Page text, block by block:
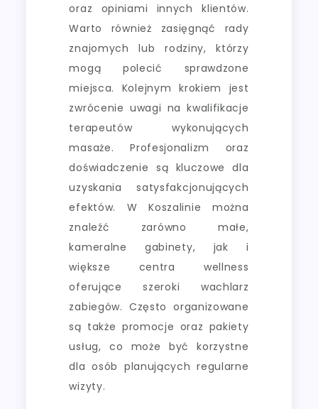
oraz opiniami innych klientów.
Warto również zasięgnąć rady
znajomych lub rodziny, którzy
mogą polecić sprawdzone
miejsca. Kolejnym krokiem jest
zwrócenie uwagi na kwalifikacje
terapeutów wykonujących
masaże. Profesjonalizm oraz
doświadczenie są kluczowe dla
uzyskania satysfakcjonujących
efektów. W Koszalinie można
znaleźć zarówno małe,
kameralne gabinety, jak i
większe centra wellness
oferujące szeroki wachlarz
zabiegów. Często organizowane
są także promocje oraz pakiety
usług, co może być korzystne
dla osób planujących regularne
wizyty.